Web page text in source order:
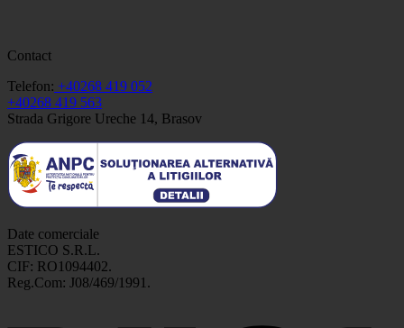
Contact
Telefon: +40268 419 052
+40268 419 563
Strada Grigore Ureche 14, Brasov
Date comerciale
ESTICO S.R.L.
CIF: RO1094402.
Reg.Com: J08/469/1991.